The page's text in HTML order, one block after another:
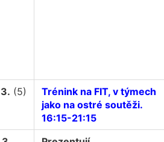
(5)
Trénink na FIT, v týmech
jako na ostré soutěži.
16:15-21:15